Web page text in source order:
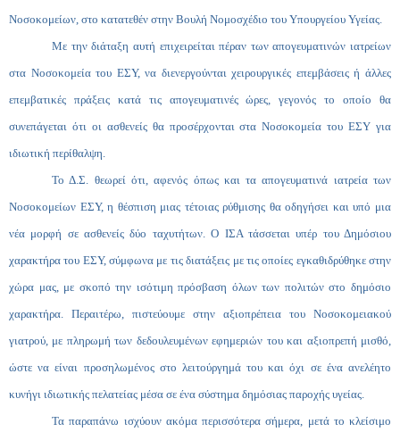
Νοσοκομείων, στο κατατεθέν στην Βουλή Νομοσχέδιο του Υπουργείου Υγείας.
Με την διάταξη αυτή επιχειρείται πέραν των απογευματινών ιατρείων
στα Νοσοκομεία του ΕΣΥ, να διενεργούνται χειρουργικές επεμβάσεις ή άλλες
επεμβατικές πράξεις κατά τις απογευματινές ώρες, γεγονός το οποίο θα
συνεπάγεται ότι οι ασθενείς θα προσέρχονται στα Νοσοκομεία του ΕΣΥ για
ιδιωτική περίθαλψη.
Το Δ.Σ. θεωρεί ότι, αφενός όπως και τα απογευματινά ιατρεία των
Νοσοκομείων ΕΣΥ, η θέσπιση μιας τέτοιας ρύθμισης θα οδηγήσει και υπό μια
νέα μορφή σε ασθενείς δύο ταχυτήτων. Ο ΙΣΑ τάσσεται υπέρ του Δημόσιου
χαρακτήρα του ΕΣΥ, σύμφωνα με τις διατάξεις με τις οποίες εγκαθιδρύθηκε στην
χώρα μας, με σκοπό την ισότιμη πρόσβαση όλων των πολιτών στο δημόσιο
χαρακτήρα. Περαιτέρω, πιστεύουμε στην αξιοπρέπεια του Νοσοκομειακού
γιατρού, με πληρωμή των δεδουλευμένων εφημεριών του και αξιοπρεπή μισθό,
ώστε να είναι προσηλωμένος στο λειτούργημά του και όχι σε ένα ανελέητο
κυνήγι ιδιωτικής πελατείας μέσα σε ένα σύστημα δημόσιας παροχής υγείας.
Τα παραπάνω ισχύουν ακόμα περισσότερα σήμερα, μετά το κλείσιμο